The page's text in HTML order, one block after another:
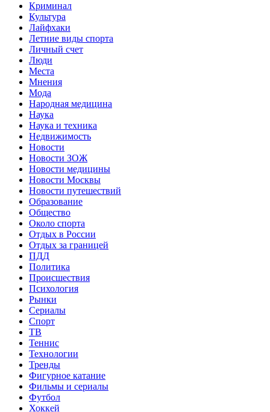
Криминал
Культура
Лайфхаки
Летние виды спорта
Личный счет
Люди
Места
Мнения
Мода
Народная медицина
Наука
Наука и техника
Недвижимость
Новости
Новости ЗОЖ
Новости медицины
Новости Москвы
Новости путешествий
Образование
Общество
Около спорта
Отдых в России
Отдых за границей
ПДД
Политика
Происшествия
Психология
Рынки
Сериалы
Спорт
ТВ
Теннис
Технологии
Тренды
Фигурное катание
Фильмы и сериалы
Футбол
Хоккей